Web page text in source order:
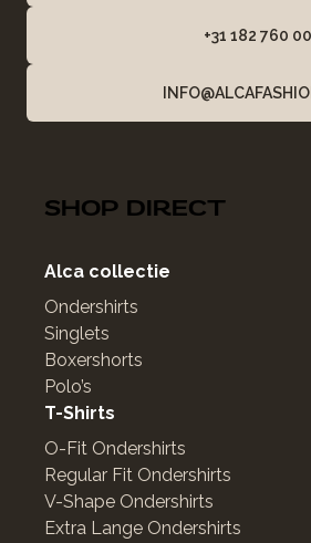
+31 182 760
SHOP DIRECT
Alca collectie
Ondershirts
Singlets
Boxershorts
Polo’s
T-Shirts
O-Fit Ondershirts
Regular Fit Ondershirts
V-Shape Ondershirts
Extra Lange Ondershirts